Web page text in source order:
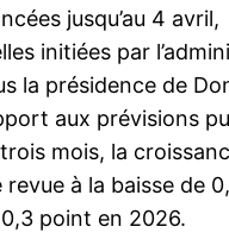
jusqu’au 4 avril,
initiées par
la présidence de
aux prévisions
mois, la
revue à la baisse de
point en 2026.